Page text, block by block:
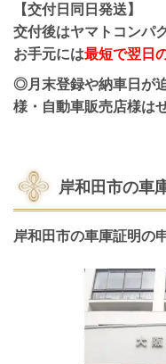
【交付日同日発送】
交付後はヤマトコンパ
お手元には最短で翌日
◎月末登録や納車日が
様・自動車販売店様は
岸和田市の車
岸和田市の車庫証明の